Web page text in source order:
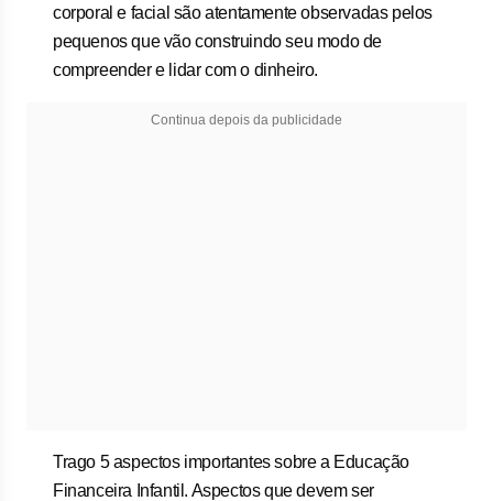
corporal e facial são atentamente observadas pelos
pequenos que vão construindo seu modo de
compreender e lidar com o dinheiro.
Continua depois da publicidade
Trago 5 aspectos importantes sobre a Educação
Financeira Infantil. Aspectos que devem ser